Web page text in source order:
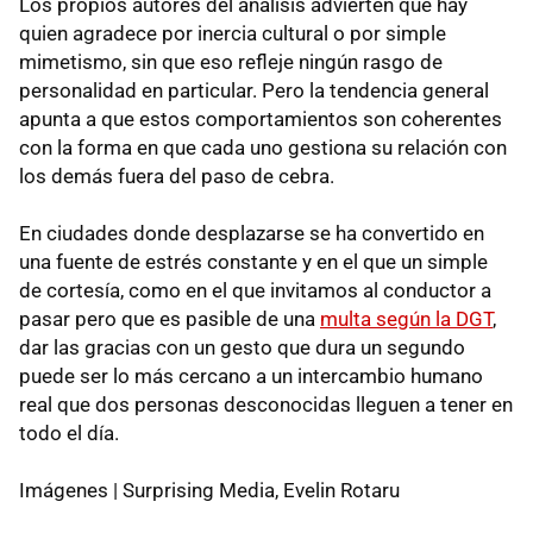
quien agradece por inercia cultural o por simple
mimetismo, sin que eso refleje ningún rasgo de
personalidad en particular. Pero la tendencia general
apunta a que estos comportamientos son coherentes
con la forma en que cada uno gestiona su relación con
los demás fuera del paso de cebra.
En ciudades donde desplazarse se ha convertido en
una fuente de estrés constante y en el que un simple
de cortesía, como en el que invitamos al conductor a
pasar pero que es pasible de una multa según la DGT,
dar las gracias con un gesto que dura un segundo
puede ser lo más cercano a un intercambio humano
real que dos personas desconocidas lleguen a tener en
todo el día.
Imágenes | Surprising Media, Evelin Rotaru